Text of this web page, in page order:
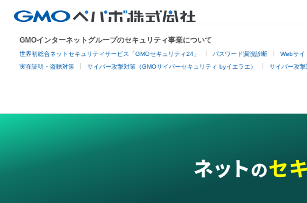
GMOインターネットグループのセキュリティ事業について
世界初総合ネットセキュリティサービス「GMOセキュリティ24」 パスワード漏洩診断 Webサイ
実在証明・盗聴対策 サイバー攻撃対策（GMOサイバーセキュリティ byイエラエ） サイバー攻撃